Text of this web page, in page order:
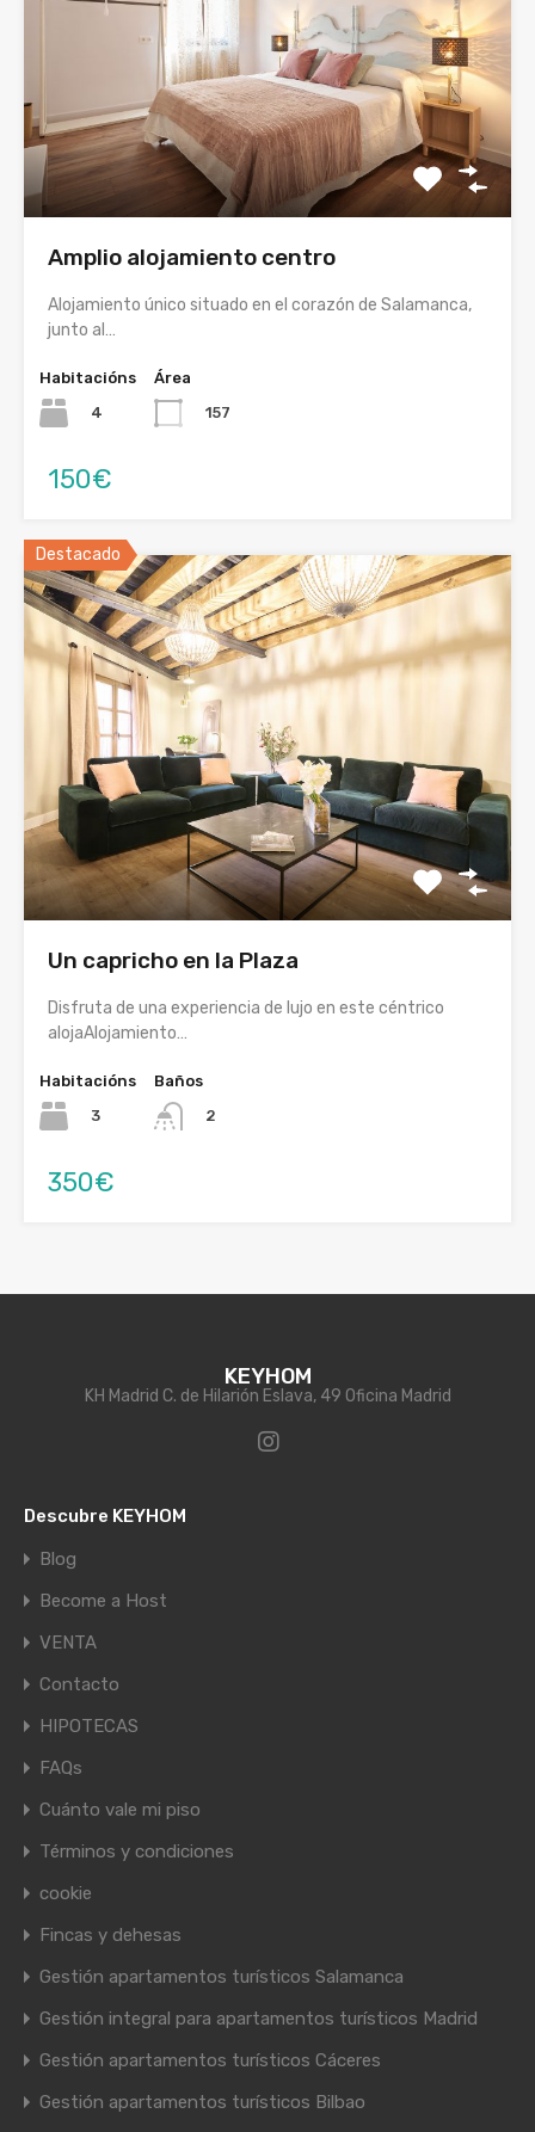
Amplio alojamiento centro
Alojamiento único situado en el corazón de Salamanca,
junto al…
Habitacións
4
Área
157
150€
Destacado
Un capricho en la Plaza
Disfruta de una experiencia de lujo en este céntrico
alojaAlojamiento…
Habitacións
3
Baños
2
350€
KEYHOM
KH Madrid C. de Hilarión Eslava, 49 Oficina Madrid
Descubre KEYHOM
Blog
Become a Host
VENTA
Contacto
HIPOTECAS
FAQs
Cuánto vale mi piso
Términos y condiciones
cookie
Fincas y dehesas
Gestión apartamentos turísticos Salamanca
Gestión integral para apartamentos turísticos Madrid
Gestión apartamentos turísticos Cáceres
Gestión apartamentos turísticos Bilbao